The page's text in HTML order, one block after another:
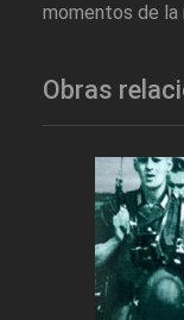
momentos de la
Obras